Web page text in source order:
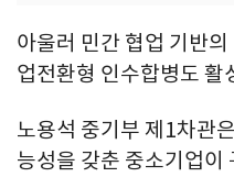
아울러 민간 협업 기반
업전환형 인수합병도 활
노용석 중기부 제1차관
능성을 갖춘 중소기업이